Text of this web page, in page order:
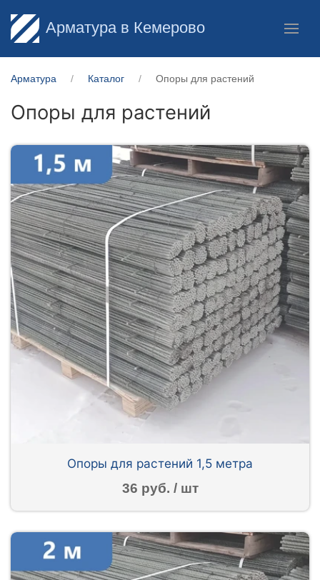
Арматура в Кемерово
Арматура Каталог Опоры для растений
Опоры для растений
Опоры для растений 1,5 метра
36 руб. / шт